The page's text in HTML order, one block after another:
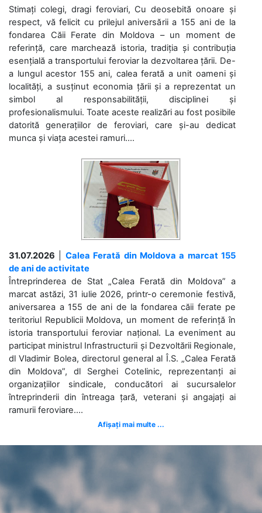
Stimați colegi, dragi feroviari, Cu deosebită onoare și
respect, vă felicit cu prilejul aniversării a 155 ani de la
fondarea Căii Ferate din Moldova – un moment de
referință, care marchează istoria, tradiția și contribuția
esențială a transportului feroviar la dezvoltarea țării. De-
a lungul acestor 155 ani, calea ferată a unit oameni și
localități, a susținut economia țării și a reprezentat un
simbol al responsabilității, disciplinei și
profesionalismului. Toate aceste realizări au fost posibile
datorită generațiilor de feroviari, care și-au dedicat
munca și viața acestei ramuri....
31.07.2026
Calea Ferată din Moldova a marcat 155
de ani de activitate
Întreprinderea de Stat „Calea Ferată din Moldova” a
marcat astăzi, 31 iulie 2026, printr-o ceremonie festivă,
aniversarea a 155 de ani de la fondarea căii ferate pe
teritoriul Republicii Moldova, un moment de referință în
istoria transportului feroviar național. La eveniment au
participat ministrul Infrastructurii și Dezvoltării Regionale,
dl Vladimir Bolea, directorul general al Î.S. „Calea Ferată
din Moldova”, dl Serghei Cotelinic, reprezentanți ai
organizațiilor sindicale, conducători ai sucursalelor
întreprinderii din întreaga țară, veterani și angajați ai
ramurii feroviare....
Afișați mai multe ...